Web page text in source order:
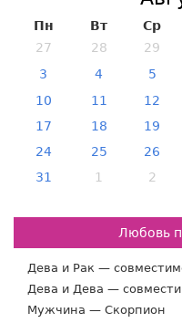
Пн Вт Ср
27
28 29
3
4 5
10
11 12
17
18 19
24
25 26
31
1 2
Любовь
Дева и Рак —
Дева и Дева —
Мужчина — Скорпион